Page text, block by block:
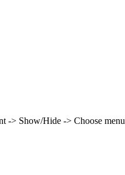
-> Show/Hide -> Choose menu